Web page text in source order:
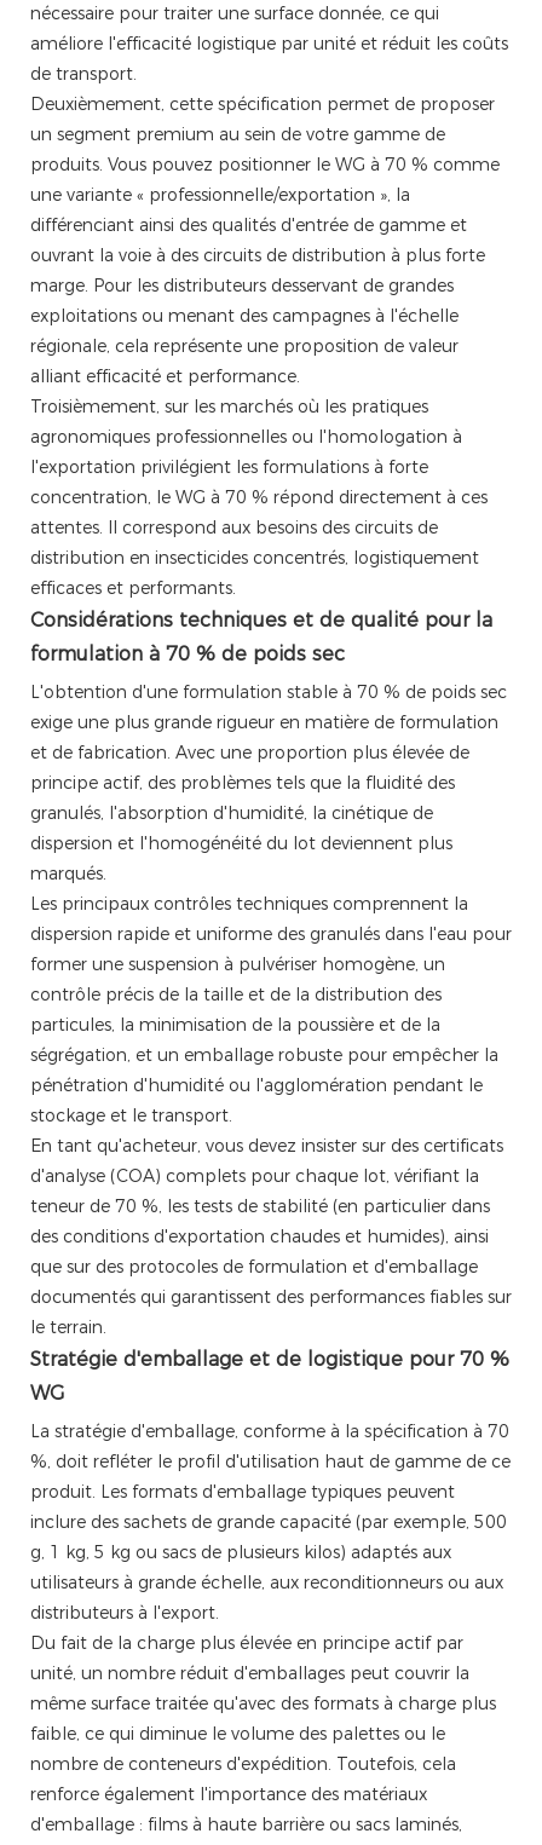
nécessaire pour traiter une surface donnée, ce qui
améliore l'efficacité logistique par unité et réduit les coûts
de transport.
Deuxièmement, cette spécification permet de proposer
un segment premium au sein de votre gamme de
produits. Vous pouvez positionner le WG à 70 % comme
une variante « professionnelle/exportation », la
différenciant ainsi des qualités d'entrée de gamme et
ouvrant la voie à des circuits de distribution à plus forte
marge. Pour les distributeurs desservant de grandes
exploitations ou menant des campagnes à l'échelle
régionale, cela représente une proposition de valeur
alliant efficacité et performance.
Troisièmement, sur les marchés où les pratiques
agronomiques professionnelles ou l'homologation à
l'exportation privilégient les formulations à forte
concentration, le WG à 70 % répond directement à ces
attentes. Il correspond aux besoins des circuits de
distribution en insecticides concentrés, logistiquement
efficaces et performants.
Considérations techniques et de qualité pour la
formulation à 70 % de poids sec
L'obtention d'une formulation stable à 70 % de poids sec
exige une plus grande rigueur en matière de formulation
et de fabrication. Avec une proportion plus élevée de
principe actif, des problèmes tels que la fluidité des
granulés, l'absorption d'humidité, la cinétique de
dispersion et l'homogénéité du lot deviennent plus
marqués.
Les principaux contrôles techniques comprennent la
dispersion rapide et uniforme des granulés dans l'eau pour
former une suspension à pulvériser homogène, un
contrôle précis de la taille et de la distribution des
particules, la minimisation de la poussière et de la
ségrégation, et un emballage robuste pour empêcher la
pénétration d'humidité ou l'agglomération pendant le
stockage et le transport.
En tant qu'acheteur, vous devez insister sur des certificats
d'analyse (COA) complets pour chaque lot, vérifiant la
teneur de 70 %, les tests de stabilité (en particulier dans
des conditions d'exportation chaudes et humides), ainsi
que sur des protocoles de formulation et d'emballage
documentés qui garantissent des performances fiables sur
le terrain.
Stratégie d'emballage et de logistique pour 70 %
WG
La stratégie d'emballage, conforme à la spécification à 70
%, doit refléter le profil d'utilisation haut de gamme de ce
produit. Les formats d'emballage typiques peuvent
inclure des sachets de grande capacité (par exemple, 500
g, 1 kg, 5 kg ou sacs de plusieurs kilos) adaptés aux
utilisateurs à grande échelle, aux reconditionneurs ou aux
distributeurs à l'export.
Du fait de la charge plus élevée en principe actif par
unité, un nombre réduit d'emballages peut couvrir la
même surface traitée qu'avec des formats à charge plus
faible, ce qui diminue le volume des palettes ou le
nombre de conteneurs d'expédition. Toutefois, cela
renforce également l'importance des matériaux
d'emballage : films à haute barrière ou sacs laminés,